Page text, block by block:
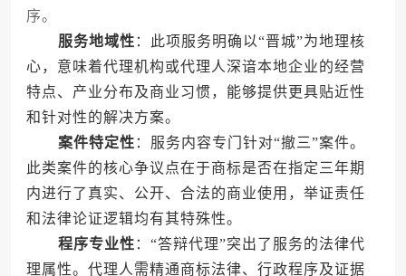
序。
服务地域性 ：此项服务明确以“晋城”为地理核
心，意味着代理机构或代理人深谙本地企业的经营
特点、产业分布及商业习惯，能够提供更具贴近性
和针对性的解决方案。
案件特定性 ：服务内容专门针对“撤三”案件。
此类案件的核心争议点在于商标是否在指定三年期
内进行了真实、公开、合法的商业使用，举证责任
和法律论证逻辑均有其特殊性。
程序专业性 ：“答辩代理”突出了服务的法律代
理属性。代理人需精通商标法律、行政程序及证据